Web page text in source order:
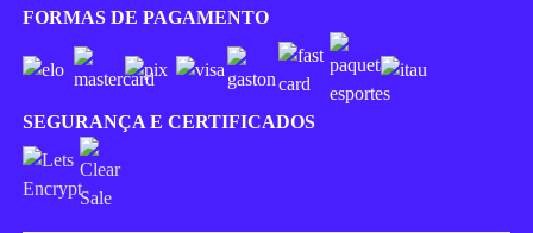
FORMAS DE PAGAMENTO
SEGURANÇA E CERTIFICADOS